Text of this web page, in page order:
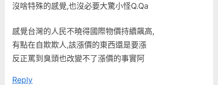
沒啥特殊的感覺,也沒必要大驚小怪Q.Qa
感覺台灣的人民不曉得國際物價持續飆高,
有點在自欺欺人,該漲價的東西還是要漲
反正罵到臭頭也改變不了漲價的事實阿
Reply